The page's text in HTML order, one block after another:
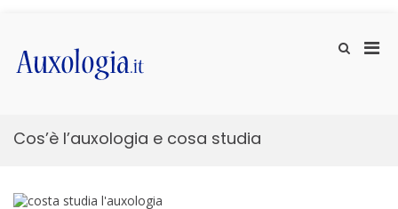
contenuti
Mostra
Cos’è l’auxologia e cosa studia